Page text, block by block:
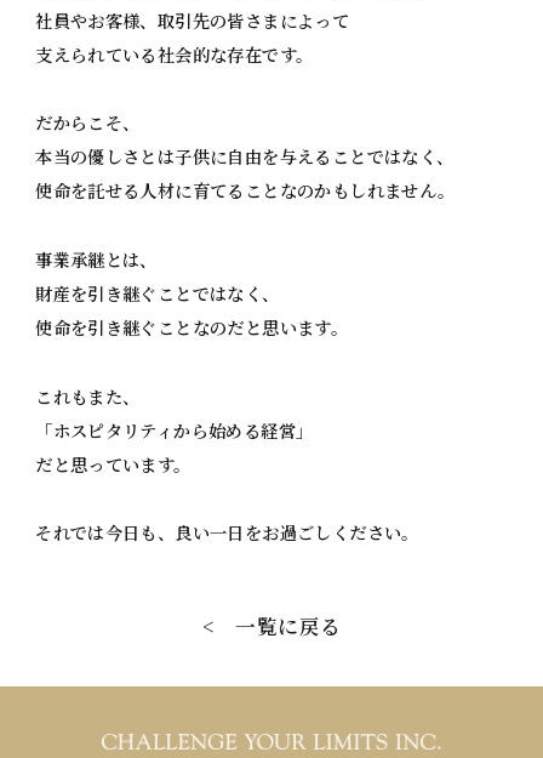
社員やお客様、取引先の皆さまによって
支えられている社会的な存在です。
だからこそ、
本当の優しさとは子供に自由を与えることではなく、
使命を託せる人材に育てることなのかもしれません。
事業承継とは、
財産を引き継ぐことではなく、
使命を引き継ぐことなのだと思います。
これもまた、
「ホスピタリティから始める経営」
だと思っています。
それでは今日も、良い一日をお過ごしください。
< 一覧に戻る